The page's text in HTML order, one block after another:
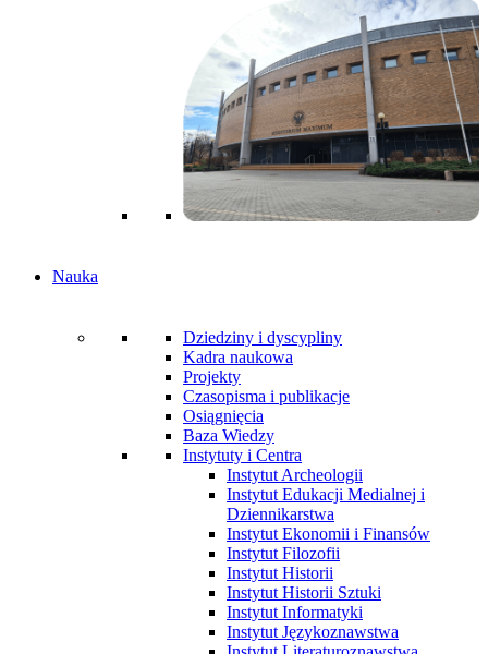
Nauka
Dziedziny i dyscypliny
Kadra naukowa
Projekty
Czasopisma i publikacje
Osiągnięcia
Baza Wiedzy
Instytuty i Centra
Instytut Archeologii
Instytut Edukacji Medialnej i
Dziennikarstwa
Instytut Ekonomii i Finansów
Instytut Filozofii
Instytut Historii
Instytut Historii Sztuki
Instytut Informatyki
Instytut Językoznawstwa